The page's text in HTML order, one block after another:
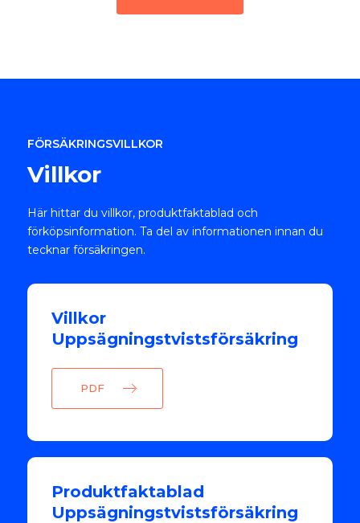
FÖRSÄKRINGSVILLKOR
Villkor
Här hittar du villkor, produktfaktablad och
förköpsinformation. Ta del av informationen innan du
tecknar försäkringen.
Villkor
Uppsägningstvistsförsäkring
PDF
Produktfaktablad
Uppsägningstvistsförsäkring